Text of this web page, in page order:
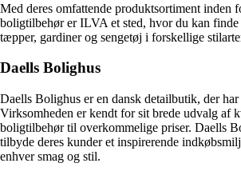
Med deres omfattende produktsortiment inden
boligtilbehør er ILVA et sted, hvor du kan
tæpper, gardiner og sengetøj i forskellige
Daells Bolighus
Daells Bolighus er en dansk detailbutik, der
Virksomheden er kendt for sit brede udvalg af
boligtilbehør til overkommelige priser. Daells
tilbyde deres kunder et inspirerende
enhver smag og stil.